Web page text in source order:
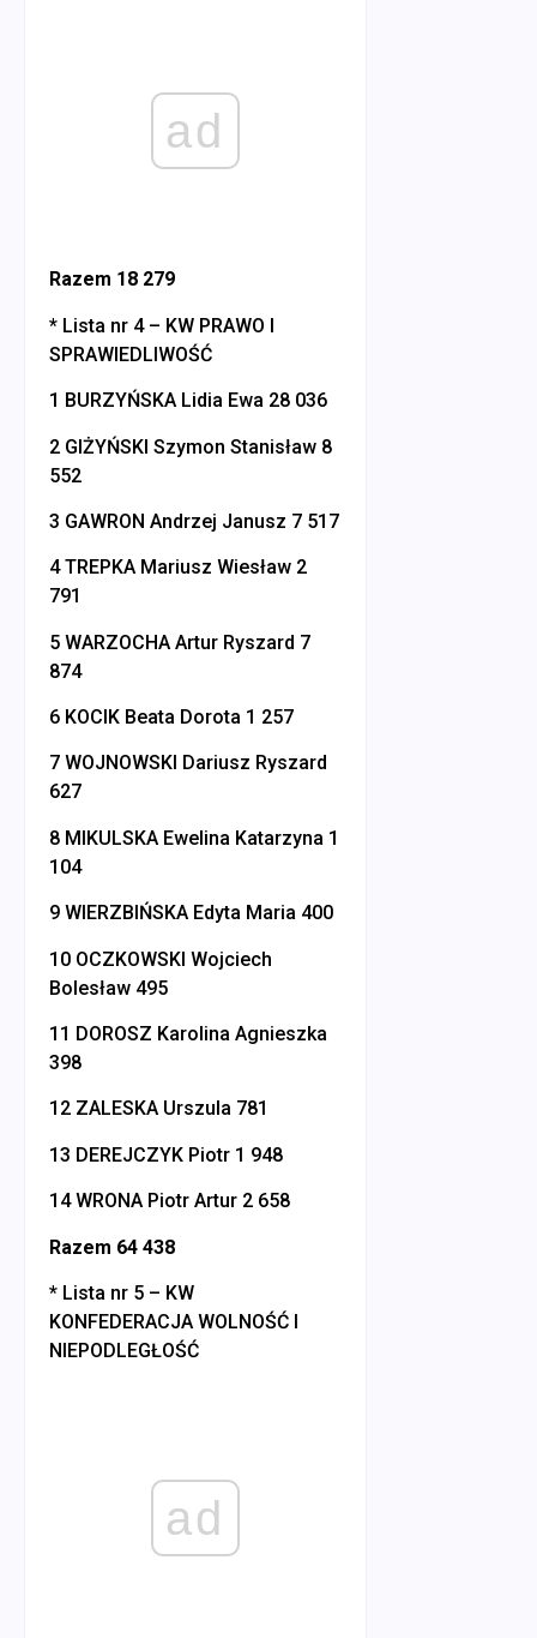
ad
Razem 18 279
* Lista nr 4 – KW PRAWO I
SPRAWIEDLIWOŚĆ
1 BURZYŃSKA Lidia Ewa 28 036
2 GIŻYŃSKI Szymon Stanisław 8
552
3 GAWRON Andrzej Janusz 7 517
4 TREPKA Mariusz Wiesław 2
791
5 WARZOCHA Artur Ryszard 7
874
6 KOCIK Beata Dorota 1 257
7 WOJNOWSKI Dariusz Ryszard
627
8 MIKULSKA Ewelina Katarzyna 1
104
9 WIERZBIŃSKA Edyta Maria 400
10 OCZKOWSKI Wojciech
Bolesław 495
11 DOROSZ Karolina Agnieszka
398
12 ZALESKA Urszula 781
13 DEREJCZYK Piotr 1 948
14 WRONA Piotr Artur 2 658
Razem 64 438
* Lista nr 5 – KW
KONFEDERACJA WOLNOŚĆ I
NIEPODLEGŁOŚĆ
ad